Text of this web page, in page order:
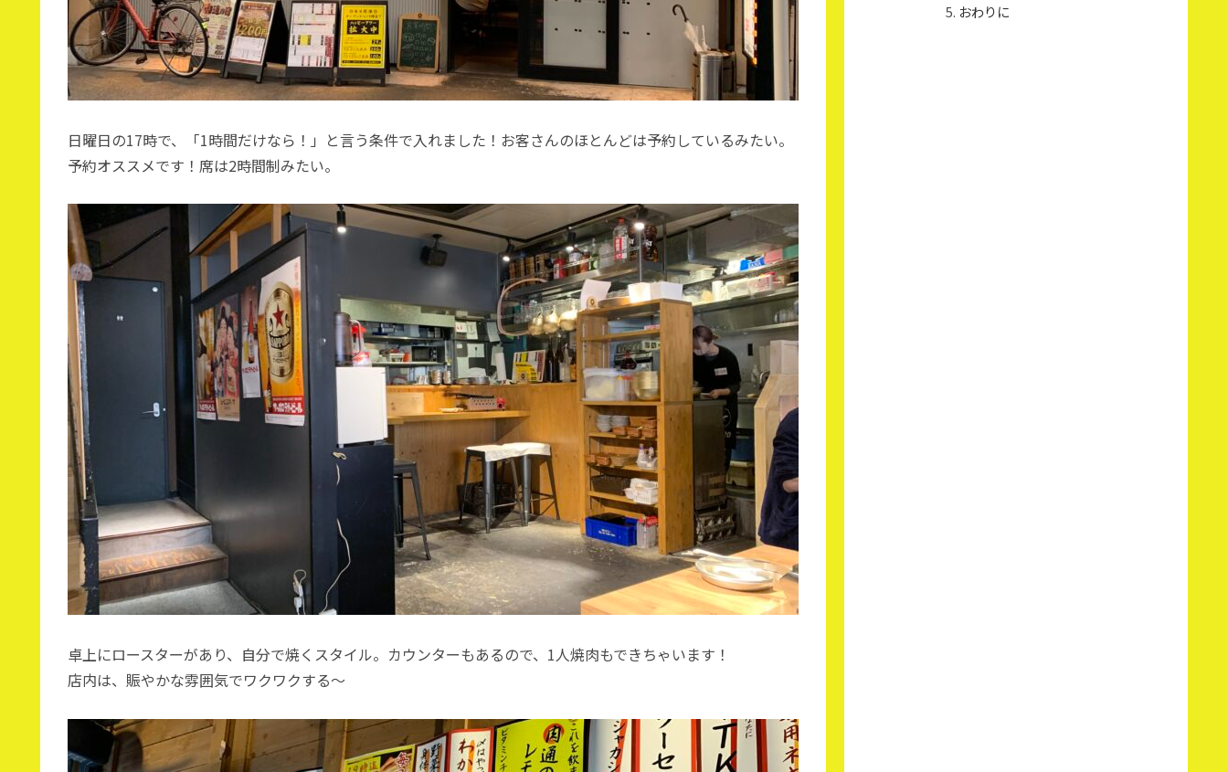
日曜日の17時で、「1時間だけなら！」と言う条件で入れました！お客さんのほとんどは予約しているみたい。
予約オススメです！席は2時間制みたい。
卓上にロースターがあり、自分で焼くスタイル。カウンターもあるので、1人焼肉もできちゃいます！
店内は、賑やかな雰囲気でワクワクする〜
おわりに